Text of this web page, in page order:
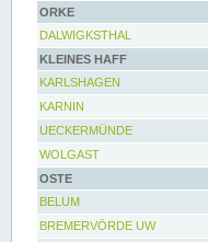
ORKE
DALWIGKSTHAL
KLEINES HAFF
KARLSHAGEN
KARNIN
UECKERMÜNDE
WOLGAST
OSTE
BELUM
BREMERVÖRDE UW